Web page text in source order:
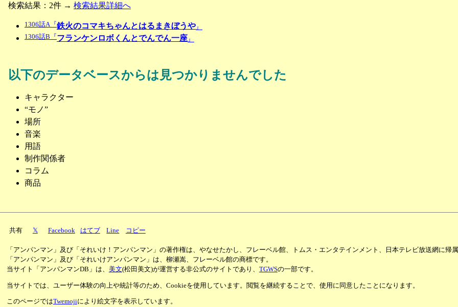
検索結果：2件 → 検索結果詳細へ
1306話A『 鉄火のコマキちゃんとはるまきぼうや』
1306話B『 フランケンロボくんとでんでん一座』
以下のデータベースからは見つかりませんでした
キャラクター
“モノ”
場所
音楽
用語
制作関係者
コラム
商品
共有 𝕏 Facebook はてブ Line コピー
「アンパンマン」及び「それいけ！アンパンマン」の著作権は、やなせたかし、フレーベル館、トムス・エンタテインメント、日本テレビ放送網に帰属
「アンパンマン」及び「それいけアンパンマン」は、柳瀬嵩、フレーベル館の商標です。
当サイト「アンパンマンDB」は、 美文(松田美文)が運営する非公式のサイトであり、 TGWSの一部です。
当サイトでは、ユーザー体験の向上や統計等のため、Cookieを使用しています。閲覧を継続することで、使用に同意したことになります。
このページではTwemojiにより絵文字を表示しています。